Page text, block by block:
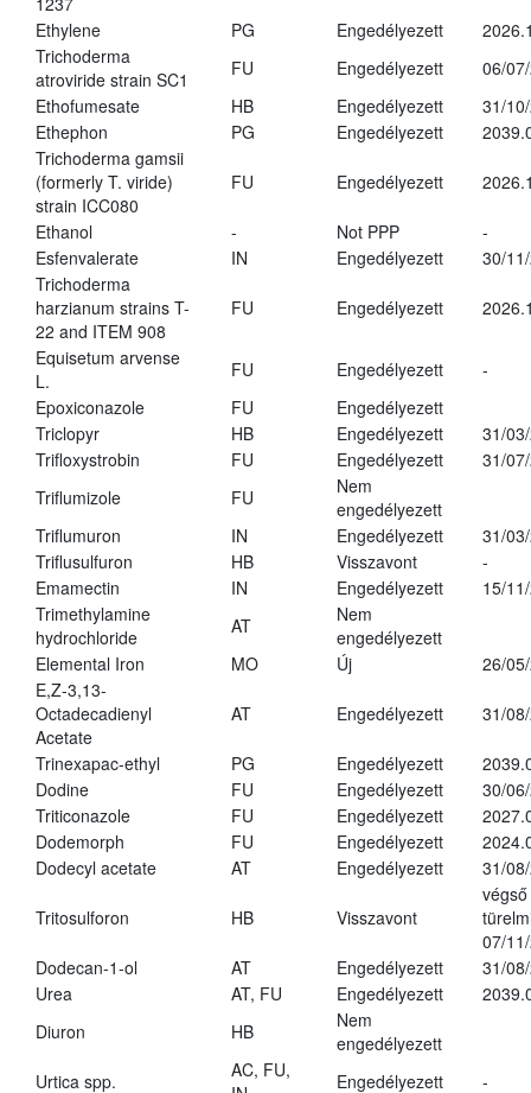
Ethylene PG Engedélyezett
Trichoderma
atroviride strain SC1
FU Engedélyezett
06/
Ethofumesate
HB Engedélyezett
31/
Ethephon
PG Engedélyezett
Trichoderma gamsii
(formerly T. viride)
strain ICC080
FU Engedélyezett
Ethanol - Not PPP
-
Esfenvalerate
IN Engedélyezett
30/
Trichoderma
harzianum strains T-
22 and ITEM 908
FU Engedélyezett
Equisetum arvense
L.
FU Engedélyezett
-
Epoxiconazole
FU
Engedélyezett
Triclopyr
HB Engedélyezett
31/
Trifloxystrobin
FU Engedélyezett
31/
Triflumizole
FU
Nem
engedélyezett
Triflumuron
IN Engedélyezett
31/
Triflusulfuron
HB Visszavont
-
Emamectin
IN Engedélyezett
15/
Trimethylamine
hydrochloride
AT
Nem
engedélyezett
Elemental Iron
MO Új
26/
E,Z-3,13-
Octadecadienyl
Acetate
AT Engedélyezett 31/
Trinexapac-ethyl PG Engedélyezett
Dodine
FU Engedélyezett
30/
Triticonazole
FU Engedélyezett
Dodemorph
FU Engedélyezett
Dodecyl acetate
AT Engedélyezett 31/
Tritosulforon HB Visszavont
végső
07/
Dodecan-1-ol
AT Engedélyezett
31/
Urea
AT, FU Engedélyezett
Diuron
HB
Nem
engedélyezett
Urtica spp.
AC, FU,
Engedélyezett
-